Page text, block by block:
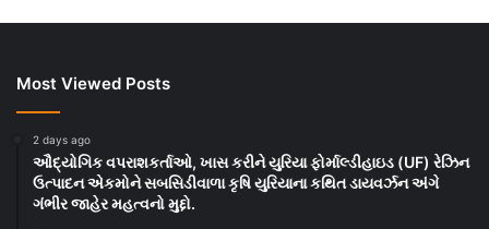
Most Viewed Posts
2 days ago
ઔદ્યોગિક વપરાશકર્તાઓ, ખાસ કરીને યુરિયા ફોર્માલ્ડીહાઇડ (UF) રેઝિન
ઉત્પાદન એકમોને સબસિડીવાળા કૃષિ યુરિયાના કથિત ડાયવર્ઝન અંગે
ગંભીર જાહેર મહત્વનો મુદ્દો.